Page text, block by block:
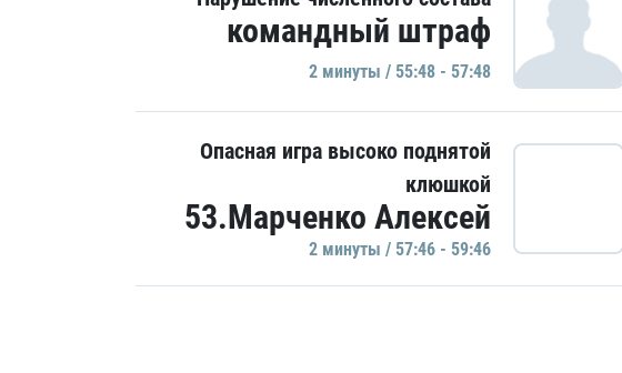
командный штраф
2 минуты / 55:48 - 57:48
Опасная игра высоко поднятой
клюшкой
53.Марченко Алексей
2 минуты / 57:46 - 59:46